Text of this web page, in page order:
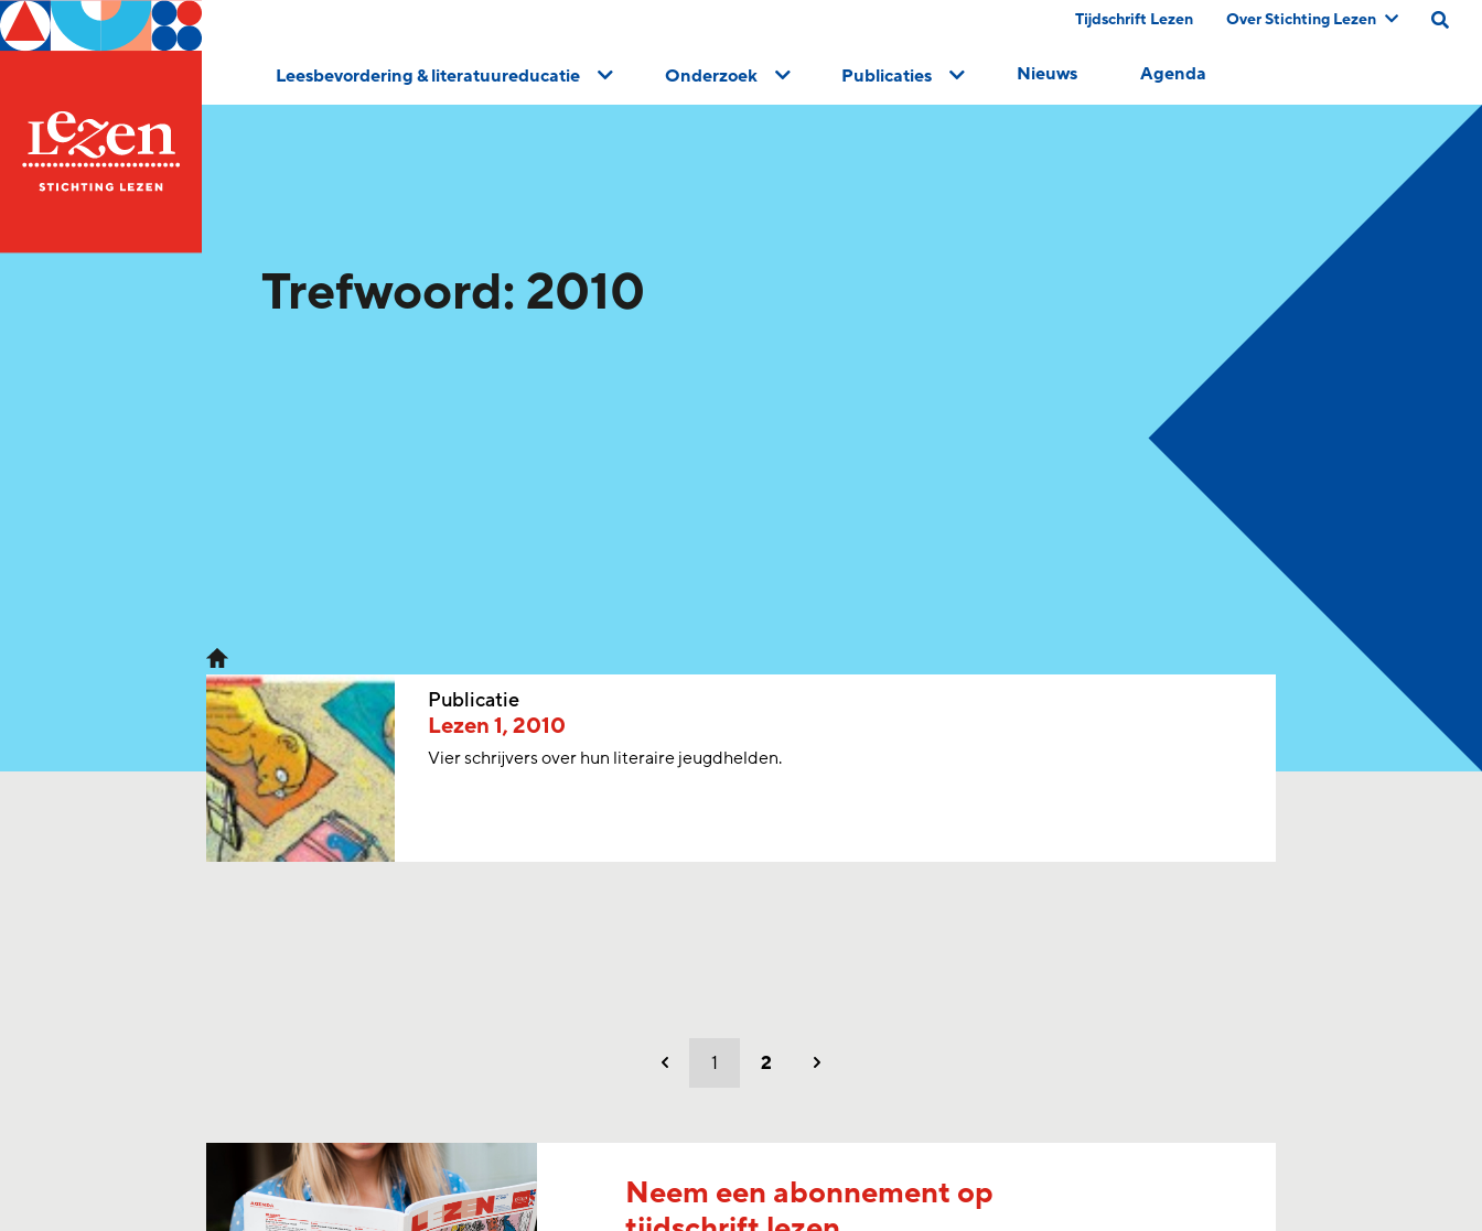
Tijdschrift Lezen Over Stichting Lezen
Leesbevordering & literatuureducatie Onderzoek Publicaties Nieuws Agenda
Trefwoord: 2010
Publicatie
Lezen 1, 2010
Vier schrijvers over hun literaire jeugdhelden.
Vorig 1 2 Volgend
Neem een abonnement op